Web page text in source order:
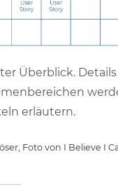
Überblick. Details
erläutern.
Foto von I Believe I